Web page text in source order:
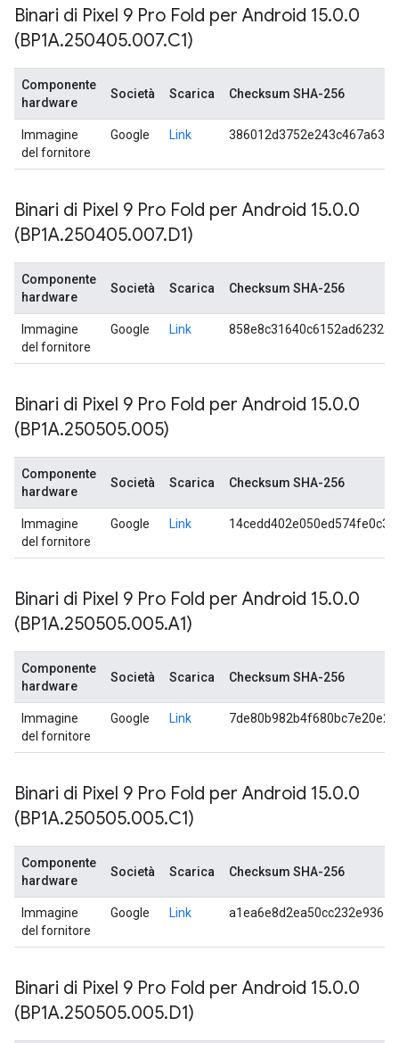
Binari di Pixel 9 Pro Fold per Android 15.0.0
(BP1A.250405.007.C1)
Componente
hardware
Società Scarica Checksum SHA-256
Immagine
del fornitore
Google Link
Binari di Pixel 9 Pro Fold per Android 15.0.0
(BP1A.250405.007.D1)
Componente
hardware
Società Scarica Checksum SHA-256
Immagine
del fornitore
Google Link
Binari di Pixel 9 Pro Fold per Android 15.0.0
(BP1A.250505.005)
Componente
hardware
Società Scarica Checksum SHA-256
Immagine
del fornitore
Google Link
Binari di Pixel 9 Pro Fold per Android 15.0.0
(BP1A.250505.005.A1)
Componente
hardware
Società Scarica Checksum SHA-256
Immagine
del fornitore
Google Link
Binari di Pixel 9 Pro Fold per Android 15.0.0
(BP1A.250505.005.C1)
Componente
hardware
Società Scarica Checksum SHA-256
Immagine
del fornitore
Google Link
Binari di Pixel 9 Pro Fold per Android 15.0.0
(BP1A.250505.005.D1)